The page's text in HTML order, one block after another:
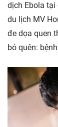
dịch Ebola tại
du lịch MV
đe dọa quen
bỏ quên: